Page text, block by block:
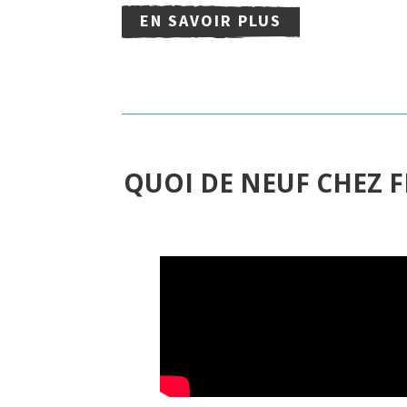
EN SAVOIR PLUS
QUOI DE NEUF CHEZ